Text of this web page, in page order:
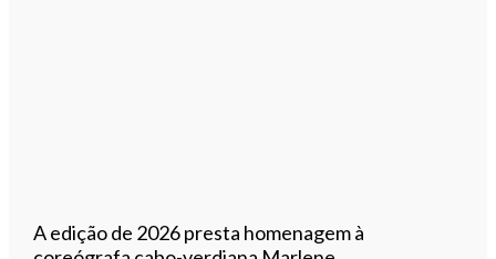
A edição de 2026 presta homenagem à